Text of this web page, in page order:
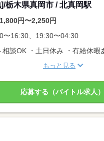
栃木県真岡市 / 北真岡駅
円〜2,250円
〜16:30、19:30〜04:30
もっと見る
応募する（バイトル求人）